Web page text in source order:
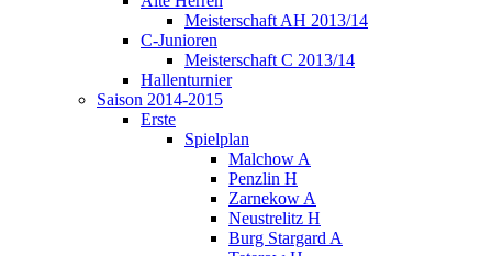
Meisterschaft AH 2013/14
C-Junioren
Meisterschaft C 2013/14
Hallenturnier
Saison 2014-2015
Erste
Spielplan
Malchow A
Penzlin H
Zarnekow A
Neustrelitz H
Burg Stargard A